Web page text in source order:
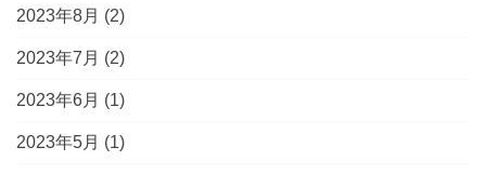
2023年8月 (2)
2023年7月 (2)
2023年6月 (1)
2023年5月 (1)